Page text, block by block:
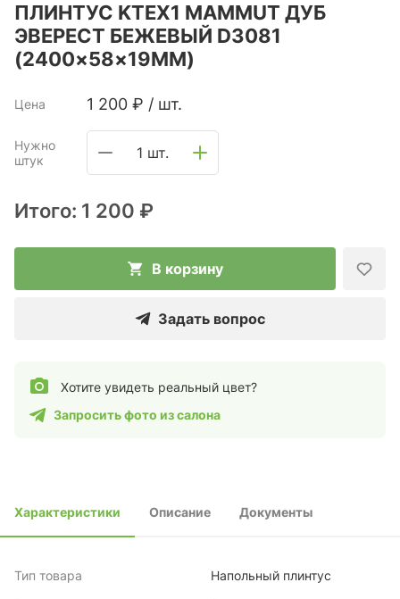
ПЛИНТУС KTEX1 MAMMUT ДУБ
ЭВЕРЕСТ БЕЖЕВЫЙ D3081
(2400×58×19ММ)
Цена 1 200 ₽ / шт.
Нужно
штук
1 шт.
Итого: 1 200 ₽
В корзину
Задать вопрос
Хотите увидеть реальный цвет?
Запросить фото из салона
Характеристики Описание Документы
Тип товара Напольный плинтус